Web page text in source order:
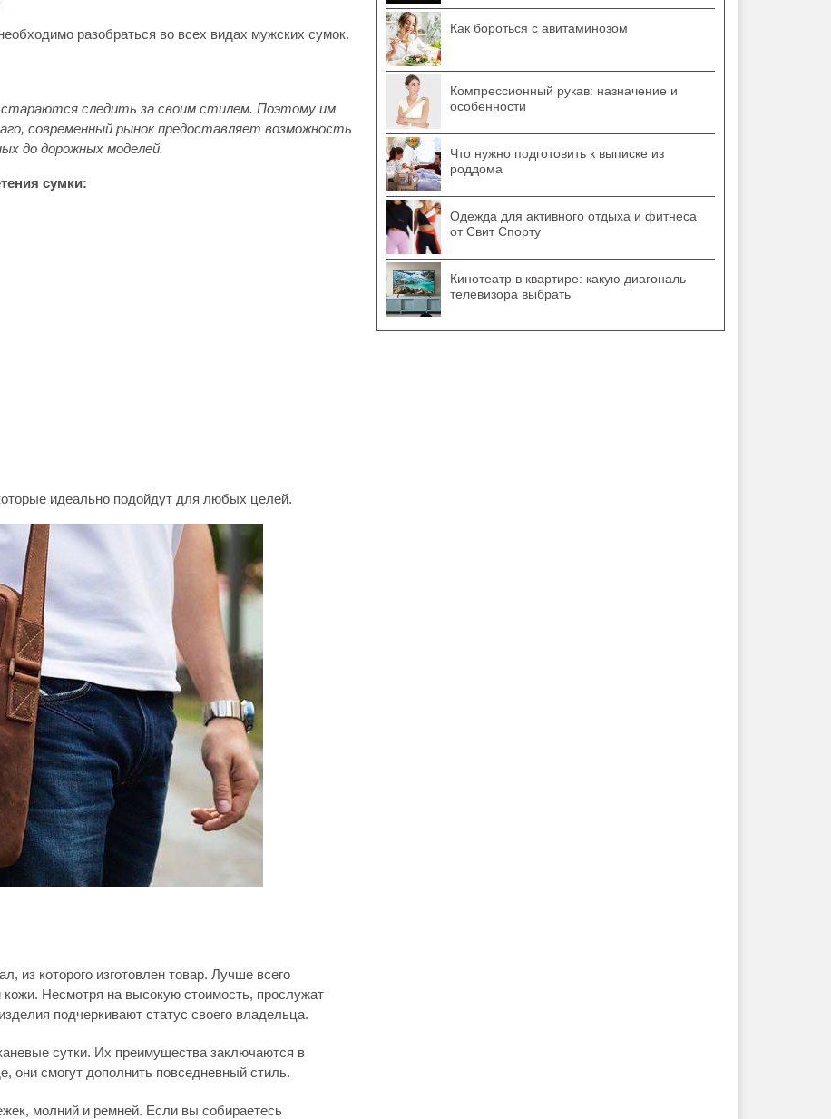
разобраться во всех видах мужских сумок.
следить за своим стилем. Поэтому им
современный рынок предоставляет возможность
до дорожных моделей.
сумки:
идеально подойдут для любых целей.
из которого изготовлен товар. Лучше всего
кожи. Несмотря на высокую стоимость, прослужат
подчеркивают статус своего владельца.
сутки. Их преимущества заключаются в
они смогут дополнить повседневный стиль.
молний и ремней. Если вы собираетесь
Как бороться с авитаминозом
Компрессионный рукав: назначение и
особенности
Что нужно подготовить к выписке из
роддома
Одежда для активного отдыха и фитнеса
от Свит Спорту
Кинотеатр в квартире: какую диагональ
телевизора выбрать